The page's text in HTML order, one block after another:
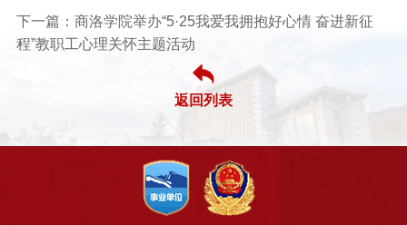
下一篇：商洛学院举办“5·25我爱我拥抱好心情 奋进新征
程”教职工心理关怀主题活动
返回列表